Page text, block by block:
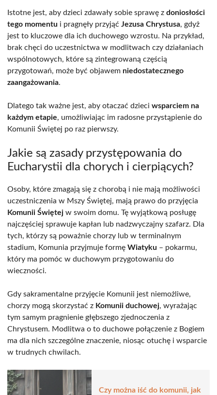
Istotne jest, aby dzieci zdawały sobie sprawę z doniosłości
tego momentu i pragnęły przyjąć Jezusa Chrystusa, gdyż
jest to kluczowe dla ich duchowego wzrostu. Na przykład,
brak chęci do uczestnictwa w modlitwach czy działaniach
wspólnotowych, które są zintegrowaną częścią
przygotowań, może być objawem niedostatecznego
zaangażowania.
Dlatego tak ważne jest, aby otaczać dzieci wsparciem na
każdym etapie, umożliwiając im radosne przystąpienie do
Komunii Świętej po raz pierwszy.
Jakie są zasady przystępowania do
Eucharystii dla chorych i cierpiących?
Osoby, które zmagają się z chorobą i nie mają możliwości
uczestniczenia w Mszy Świętej, mają prawo do przyjęcia
Komunii Świętej w swoim domu. Tę wyjątkową posługę
najczęściej sprawuje kapłan lub nadzwyczajny szafarz. Dla
tych, którzy są poważnie chorzy lub w terminalnym
stadium, Komunia przyjmuje formę Wiatyku – pokarmu,
który ma pomóc w duchowym przygotowaniu do
wieczności.
Gdy sakramentalne przyjęcie Komunii jest niemożliwe,
chorzy mogą skorzystać z Komunii duchowej, wyrażając
tym samym pragnienie głębszego zjednoczenia z
Chrystusem. Modlitwa o to duchowe połączenie z Bogiem
ma dla nich szczególne znaczenie, niosąc otuchę i wsparcie
w trudnych chwilach.
Czy można iść do komunii, jak